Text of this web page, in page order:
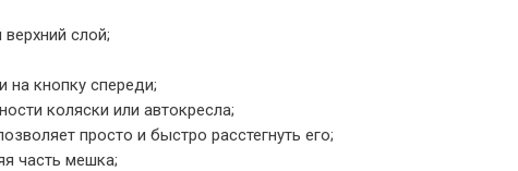
слой;
на кнопку спереди;
коляски или автокресла;
просто и быстро расстегнуть его;
часть мешка;